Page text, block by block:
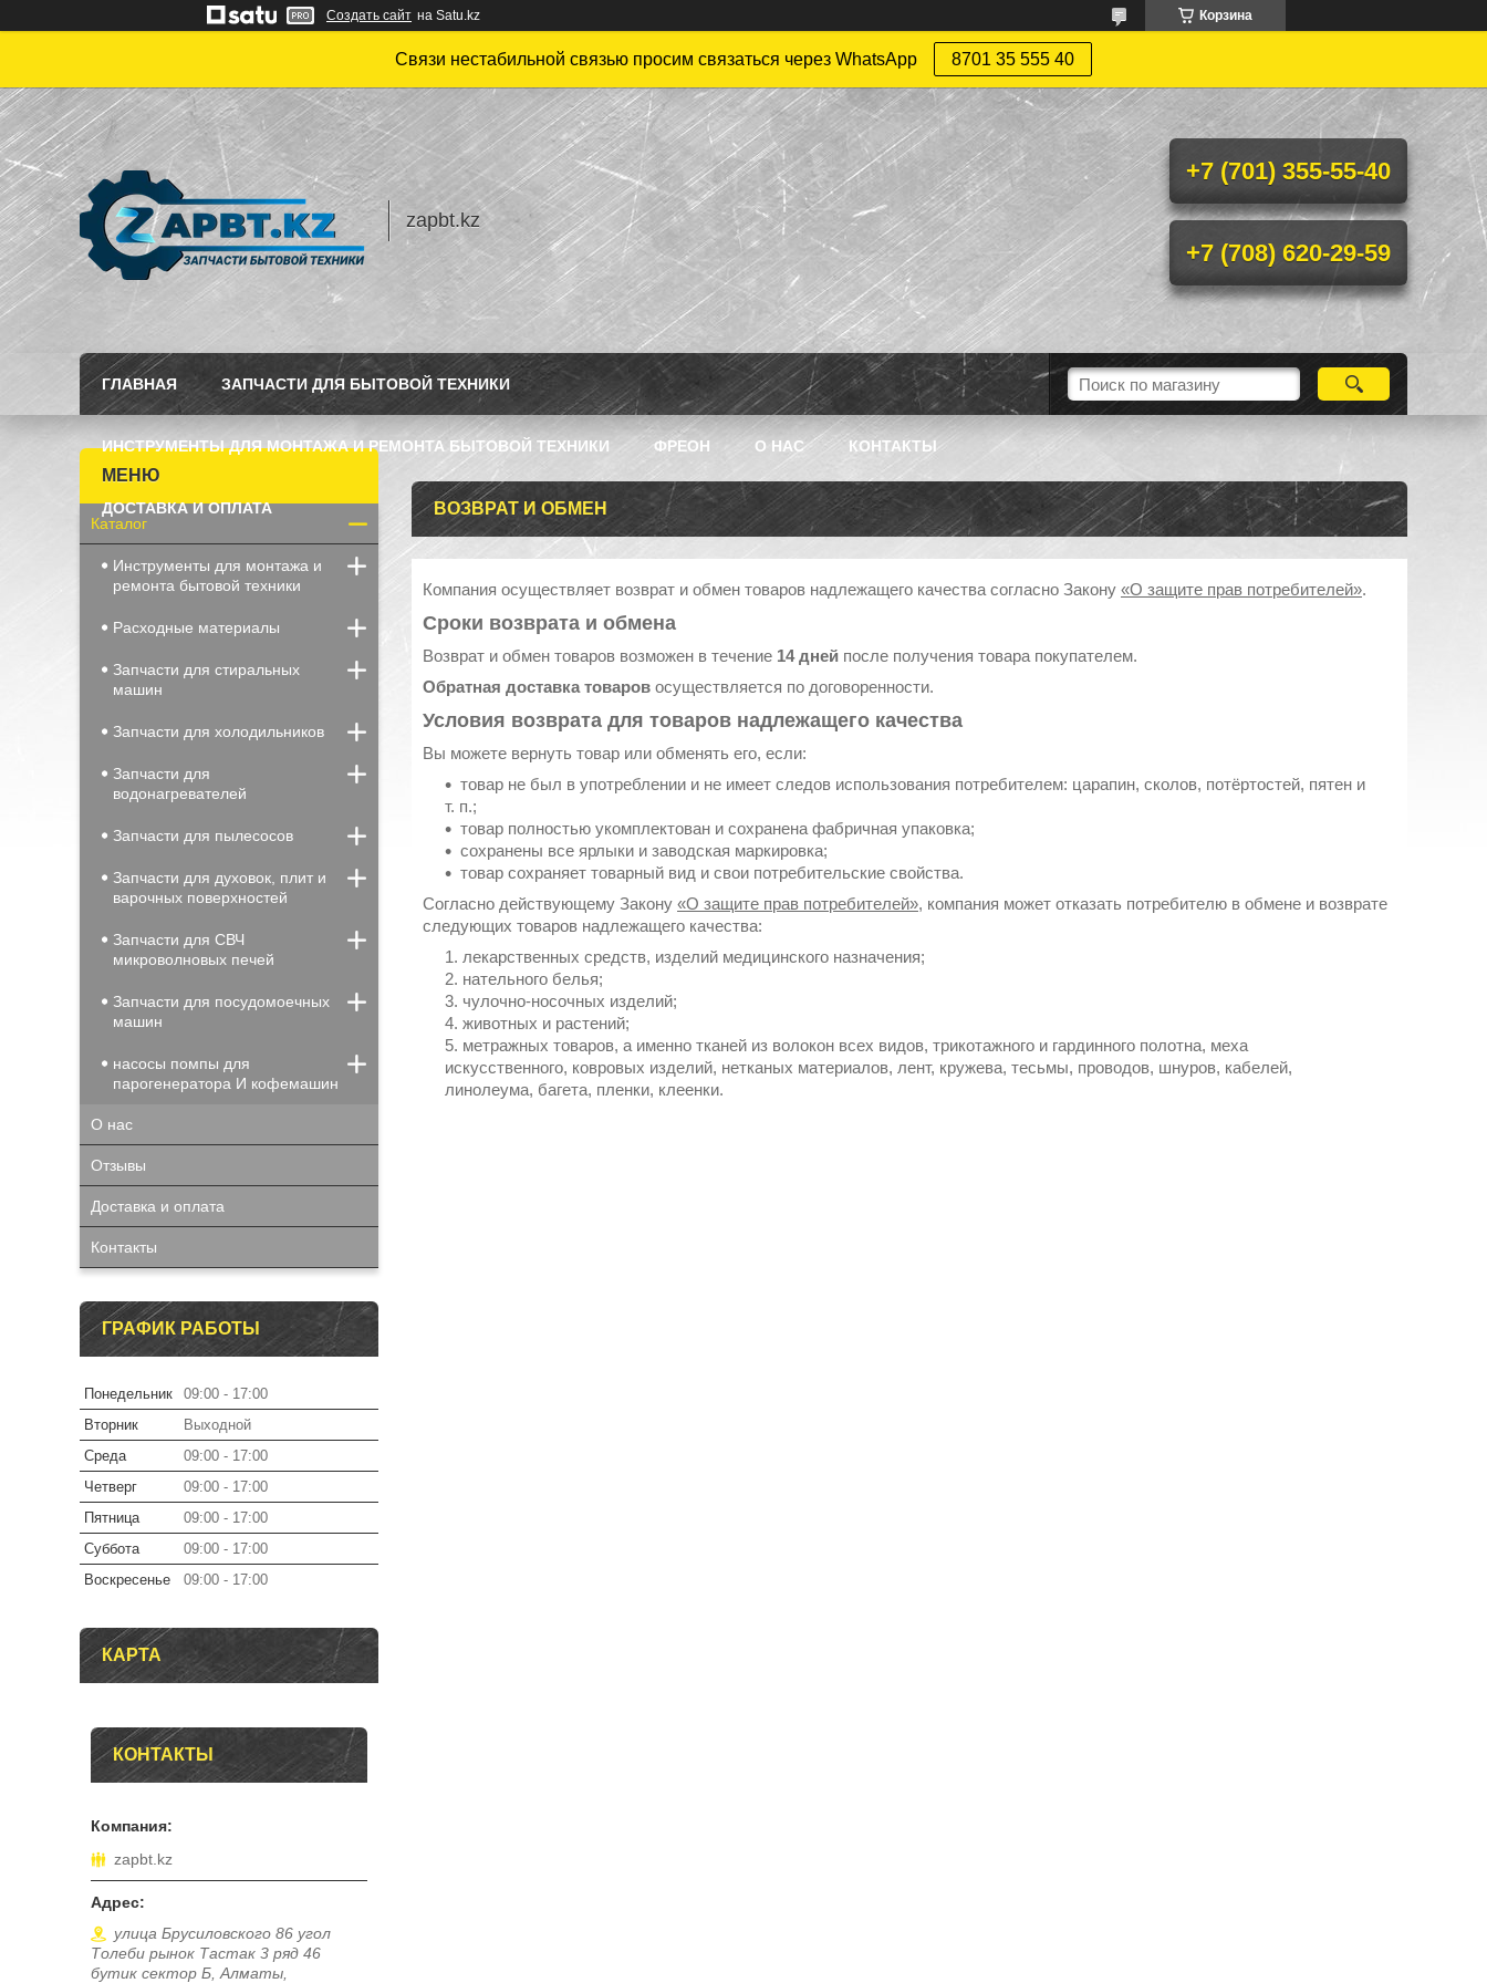
Создать сайт на Satu.kz Корзина
Связи нестабильной связью просим связаться через WhatsApp 8701 35 555 40
zapbt.kz
+7 (701) 355-55-40
+7 (708) 620-29-59
ГЛАВНАЯ ЗАПЧАСТИ ДЛЯ БЫТОВОЙ ТЕХНИКИ
ИНСТРУМЕНТЫ ДЛЯ МОНТАЖА И РЕМОНТА БЫТОВОЙ ТЕХНИКИ ФРЕОН О НАС КОНТАКТЫ
ДОСТАВКА И ОПЛАТА ВОЗВРАТ И ОБМЕН
Компания осуществляет возврат и обмен товаров надлежащего качества согласно Закону «О защите прав потребителей».
Сроки возврата и обмена
Возврат и обмен товаров возможен в течение 14 дней после получения товара покупателем.
Обратная доставка товаров осуществляется по договоренности.
Условия возврата для товаров надлежащего качества
Вы можете вернуть товар или обменять его, если:
товар не был в употреблении и не имеет следов использования потребителем: царапин, сколов, потёртостей, пятен и
т. п.;
товар полностью укомплектован и сохранена фабричная упаковка;
сохранены все ярлыки и заводская маркировка;
товар сохраняет товарный вид и свои потребительские свойства.
Согласно действующему Закону «О защите прав потребителей», компания может отказать потребителю в обмене и возврате
следующих товаров надлежащего качества:
лекарственных средств, изделий медицинского назначения;
нательного белья;
чулочно-носочных изделий;
животных и растений;
метражных товаров, а именно тканей из волокон всех видов, трикотажного и гардинного полотна, меха
искусственного, ковровых изделий, нетканых материалов, лент, кружева, тесьмы, проводов, шнуров, кабелей,
линолеума, багета, пленки, клеенки.
Каталог
Инструменты для монтажа и
ремонта бытовой техники
Расходные материалы
Запчасти для стиральных
машин
Запчасти для холодильников
Запчасти для
водонагревателей
Запчасти для пылесосов
Запчасти для духовок, плит и
варочных поверхностей
Запчасти для СВЧ
микроволновых печей
Запчасти для посудомоечных
машин
насосы помпы для
парогенератора И кофемашин
О нас
Отзывы
Доставка и оплата
Контакты
ГРАФИК РАБОТЫ
Понедельник 09:00
17:00
Вторник
Выходной
Среда
09:00
17:00
Четверг
09:00
17:00
Пятница
09:00
17:00
Суббота
09:00
17:00
Воскресенье
09:00 17:00
КАРТА
КОНТАКТЫ
zapbt.kz
улица Брусиловского 86 угол
Толеби рынок Тастак 3 ряд 46
бутик сектор Б, Алматы,